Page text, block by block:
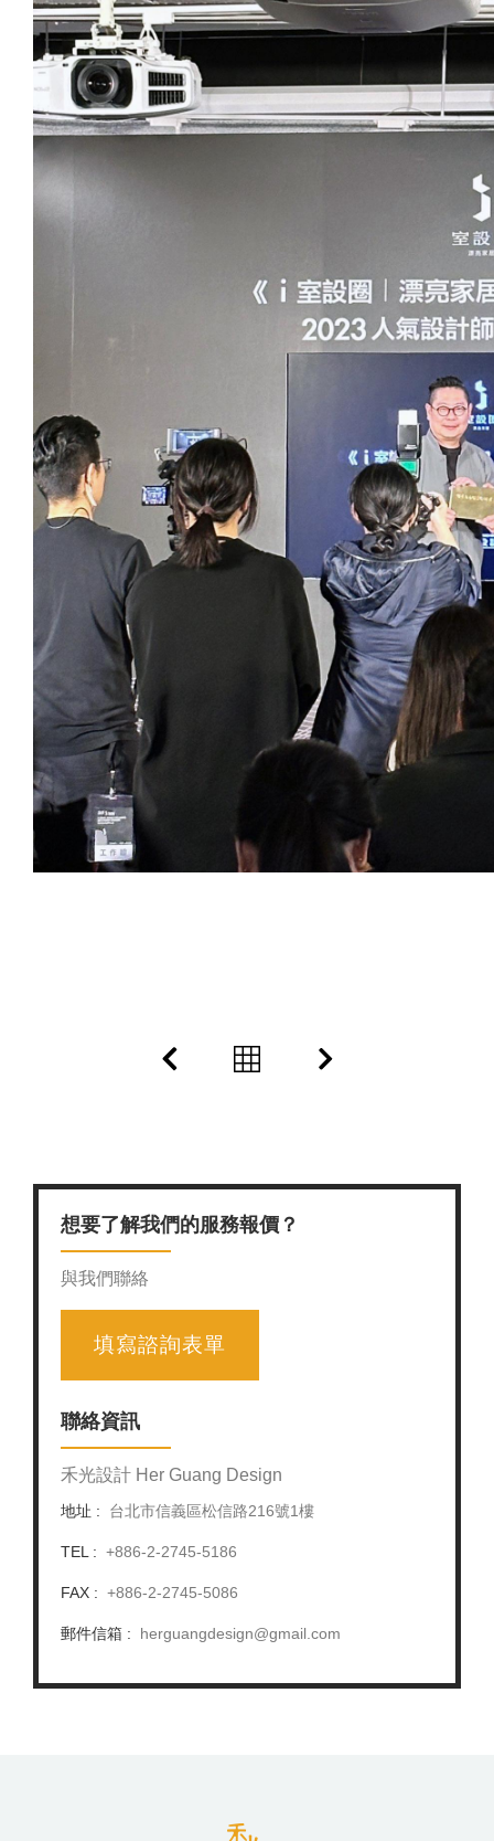
想要了解我們的服務報價？
與我們聯絡
填寫諮詢表單
聯絡資訊
禾光設計 Her Guang Design
地址 : 台北市信義區松信路216號1樓
TEL : +886-2-2745-5186
FAX : +886-2-2745-5086
郵件信箱 : herguangdesign@gmail.com